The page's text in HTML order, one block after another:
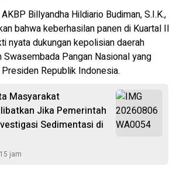
Billyandha Hildiario Budiman, S.I.K.,
bahwa keberhasilan panen di Kuartal II
nyata dukungan kepolisian daerah
Pangan Nasional yang
Republik Indonesia.
Masyarakat
Jika Pemerintah
Sedimentasi di
15 jam